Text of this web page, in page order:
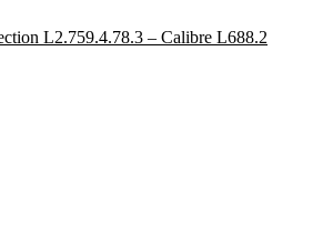
L2.759.4.78.3 – Calibre L688.2